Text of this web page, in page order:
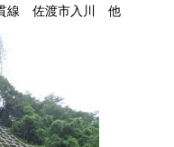
線 佐渡市入川 他